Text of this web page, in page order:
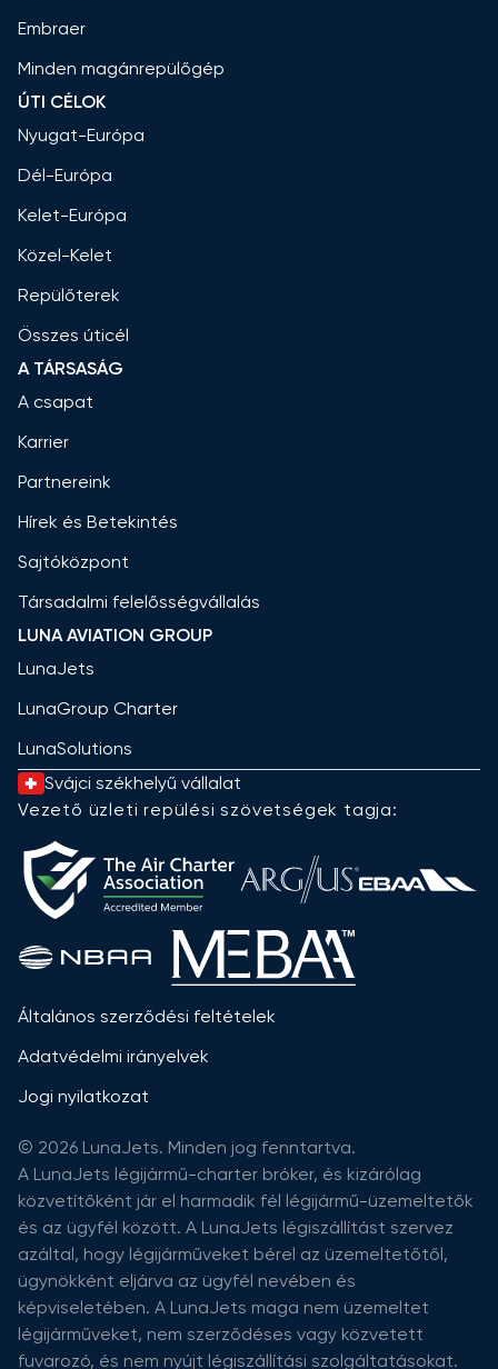
Embraer
Minden magánrepülőgép
ÚTI CÉLOK
Nyugat-Európa
Dél-Európa
Kelet-Európa
Közel-Kelet
Repülőterek
Összes úticél
A TÁRSASÁG
A csapat
Karrier
Partnereink
Hírek és Betekintés
Sajtóközpont
Társadalmi felelősségvállalás
LUNA AVIATION GROUP
LunaJets
LunaGroup Charter
LunaSolutions
Svájci székhelyű vállalat
Vezető üzleti repülési szövetségek tagja:
Általános szerződési feltételek
Adatvédelmi irányelvek
Jogi nyilatkozat
© 2026 LunaJets. Minden jog fenntartva.
A LunaJets légijármű-charter bróker, és kizárólag
közvetítőként jár el harmadik fél légijármű-üzemeltetők
és az ügyfél között. A LunaJets légiszállítást szervez
azáltal, hogy légijárműveket bérel az üzemeltetőtől,
ügynökként eljárva az ügyfél nevében és
képviseletében. A LunaJets maga nem üzemeltet
légijárműveket, nem szerződéses vagy közvetett
fuvarozó, és nem nyújt légiszállítási szolgáltatásokat.